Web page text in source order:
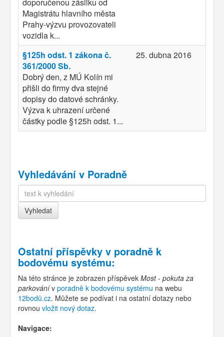
Magistrátu hlavního města
Prahy-výzvu provozovateli
vozidla k...
§125h odst. 1 zákona č.
361/2000 Sb.
Dobrý den, z MÚ Kolín mi
přišli do firmy dva stejné
dopisy do datové schránky.
Výzva k uhrazení určené
částky podle §125h odst. 1...
25. dubna 2016
Vyhledávání v Poradně
Ostatní příspěvky v poradně k
bodovému systému:
Na této stránce je zobrazen příspěvek Most - pokuta za
parkovánív poradně k bodovému systému na webu
12bodů.cz. Můžete se podívat i na ostatní dotazy nebo
rovnou vložit nový dotaz.
Navigace: